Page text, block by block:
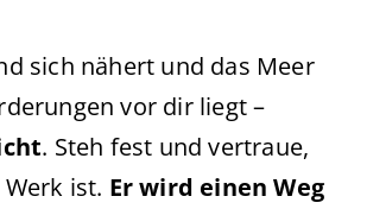
sich nähert und das Meer
vor dir liegt –
. Steh fest und vertraue,
ist. Er wird einen Weg